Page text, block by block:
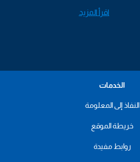
اقرأ المزيد
الخدمات
النفاذ إلى المعلومة
خريطة الموقع
روابط مفيدة